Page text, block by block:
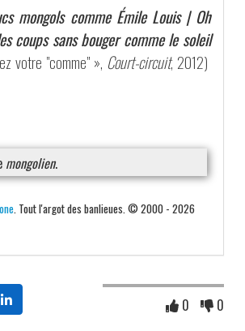
mongols comme Émile Louis | Oh
coups sans bouger comme le soleil
votre "comme" », Court-circuit, 2012)
mongolien.
. Tout l'argot des banlieues. © 2000 - 2026
0 0